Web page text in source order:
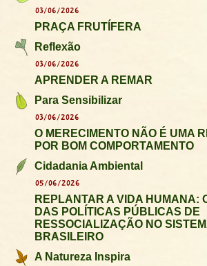
03/06/2026
PRAÇA FRUTÍFERA
Reflexão
03/06/2026
APRENDER A REMAR
Para Sensibilizar
03/06/2026
O MERECIMENTO NÃO É UMA
POR BOM COMPORTAMENTO
Cidadania Ambiental
05/06/2026
REPLANTAR A VIDA HUMANA:
DAS POLÍTICAS PÚBLICAS DE
RESSOCIALIZAÇÃO NO
BRASILEIRO
A Natureza Inspira